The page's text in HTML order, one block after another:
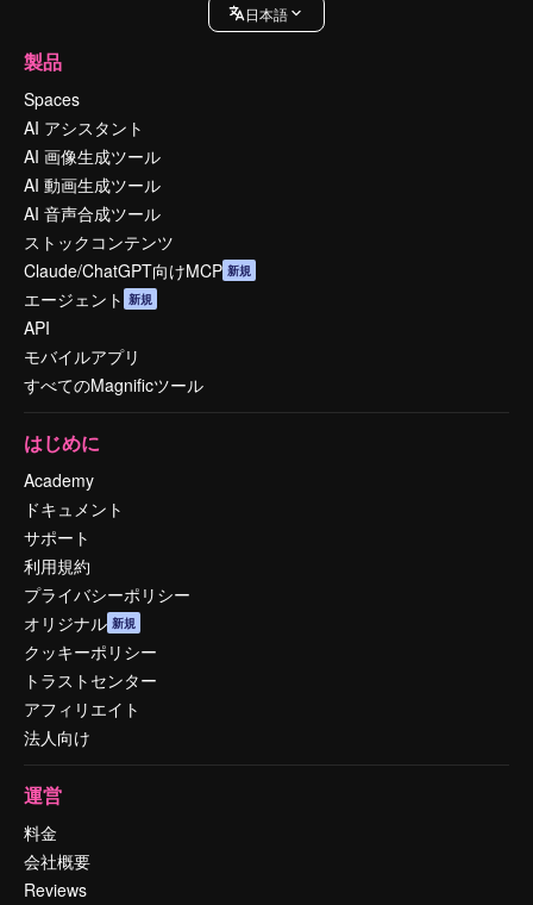
日本語
製品
Spaces
AI アシスタント
AI 画像生成ツール
AI 動画生成ツール
AI 音声合成ツール
ストックコンテンツ
Claude/ChatGPT向けMCP 新規
エージェント 新規
API
モバイルアプリ
すべてのMagnificツール
はじめに
Academy
ドキュメント
サポート
利用規約
プライバシーポリシー
オリジナル 新規
クッキーポリシー
トラストセンター
アフィリエイト
法人向け
運営
料金
会社概要
Reviews